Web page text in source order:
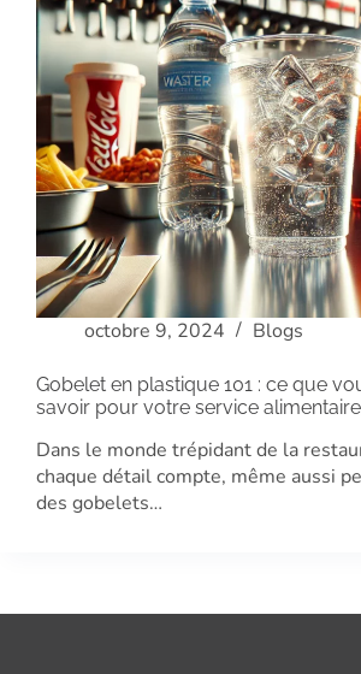
octobre 9, 2024 Blogs
Gobelet en plastique 101 : ce que
savoir pour votre service alimentaire
Dans le monde trépidant de la
chaque détail compte, même aussi
des gobelets…